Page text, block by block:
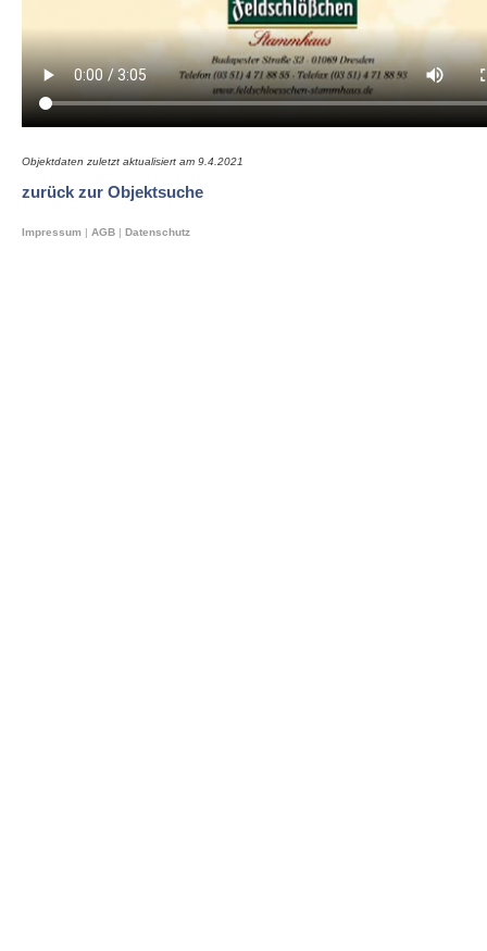
Objektdaten zuletzt aktualisiert am 9.4.2021
zurück zur Objektsuche
Impressum | AGB | Datenschutz